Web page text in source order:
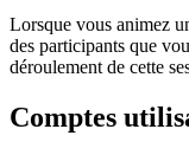
Lorsque vous animez
des participants que
déroulement de cette
Comptes